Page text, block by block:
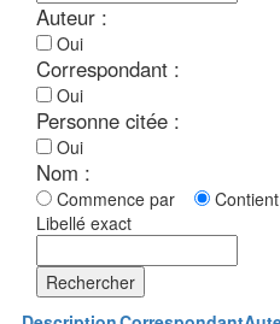
Auteur :
Oui
Correspondant :
Oui
Personne citée :
Oui
Nom :
Commence par Contient
Libellé exact
Rechercher